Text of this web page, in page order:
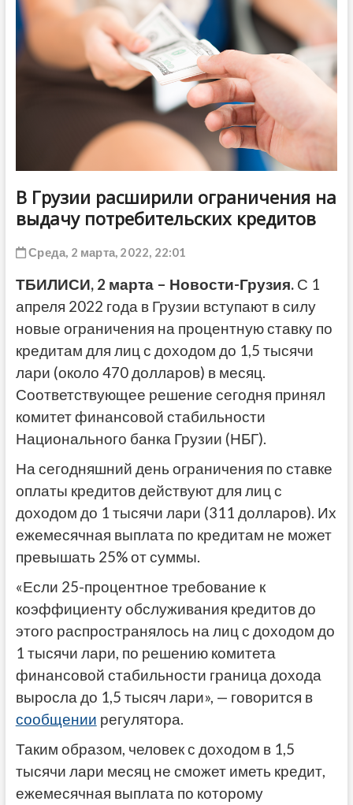
В Грузии расширили ограничения на
выдачу потребительских кредитов
Среда, 2 марта, 2022, 22:01
ТБИЛИСИ, 2 марта – Новости-Грузия.С 1
апреля 2022 года в Грузии вступают в силу
новые ограничения на процентную ставку по
кредитам для лиц с доходом до 1,5 тысячи
лари (около 470 долларов) в месяц.
Соответствующее решение сегодня принял
комитет финансовой стабильности
Национального банка Грузии (НБГ).
На сегодняшний день ограничения по ставке
оплаты кредитов действуют для лиц с
доходом до 1 тысячи лари (311 долларов). Их
ежемесячная выплата по кредитам не может
превышать 25% от суммы.
«Если 25-процентное требование к
коэффициенту обслуживания кредитов до
этого распространялось на лиц с доходом до
1 тысячи лари, по решению комитета
финансовой стабильности граница дохода
выросла до 1,5 тысяч лари», — говорится в
сообщении регулятора.
Таким образом, человек с доходом в 1,5
тысячи лари месяц не сможет иметь кредит,
ежемесячная выплата по которому